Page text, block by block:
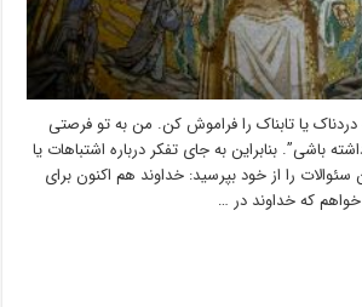
یا تابناک را فراموش کن. من به تو فرصتی
باشی”. بنابراین به جای تفکر درباره اشتباهات یا
را از خود بپرسید: خداوند هم اکنون برای
که خداوند در …